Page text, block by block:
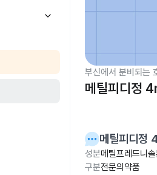
부신에서 분비되는
메틸피디정
메틸피디정
성분메틸프레드니
구분전문의약품